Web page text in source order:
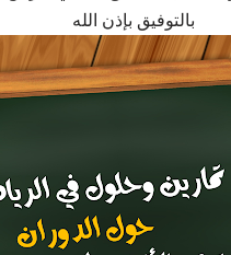
بالتوفيق بإذن الله